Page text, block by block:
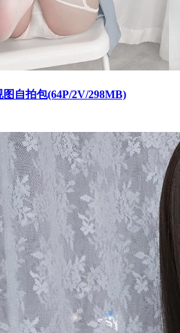
图自拍包(64P/2V/298MB)